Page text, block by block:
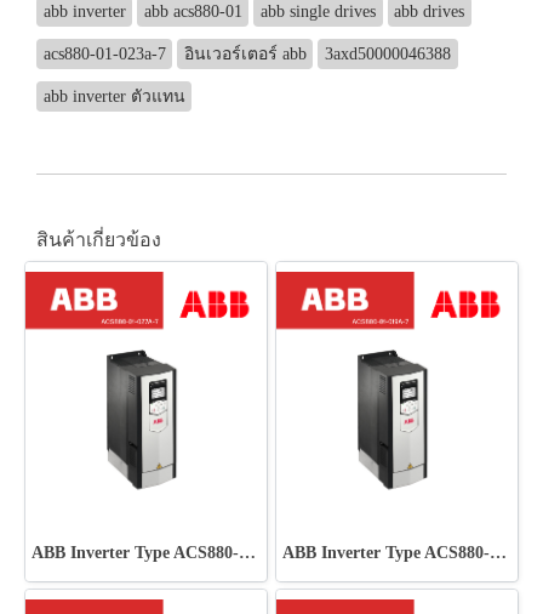
abb inverter abb acs880-01 abb single drives abb drives
acs880-01-023a-7 อินเวอร์เตอร์ abb 3axd50000046388
abb inverter ตัวแทน
สินค้าเกี่ยวข้อง
ABB Inverter Type ACS880-01-027A-7 ABB Inverter Type ACS880-01-019A-7